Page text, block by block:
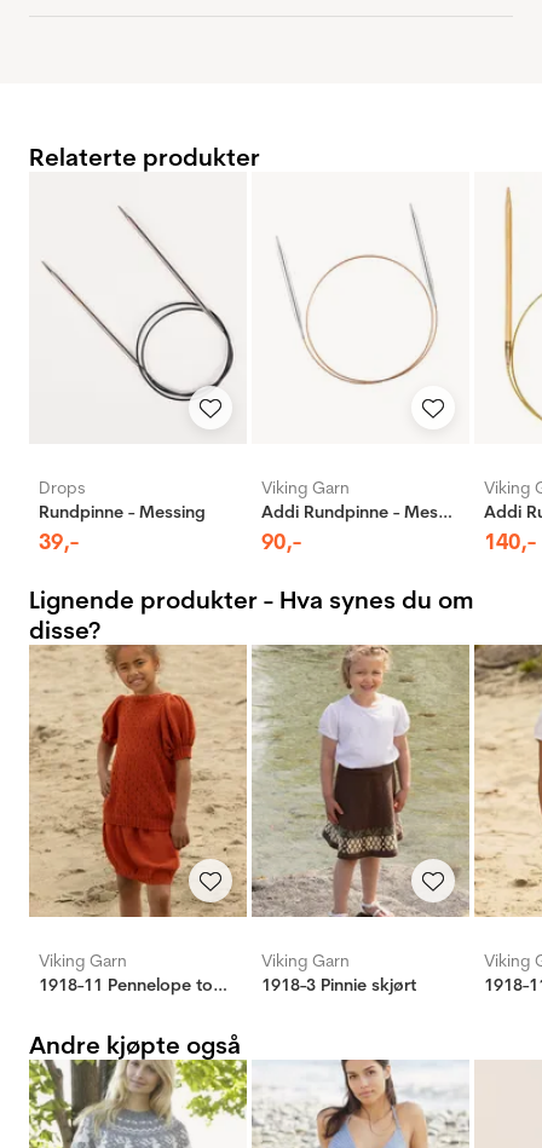
Relaterte produkter
Drops
Rundpinne - Messing
39,-
Viking Garn
Addi Rundpinne - Messing
90,-
Viking
140,-
Lignende produkter - Hva synes du om
disse?
Viking Garn
1918-11 Pennelope topp og skjørt
Viking Garn
1918-3 Pinnie skjørt
Viking
Andre kjøpte også